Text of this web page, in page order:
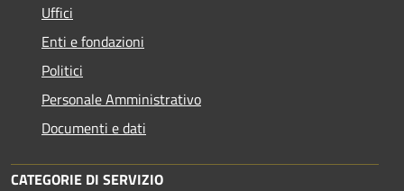
Uffici
Enti e fondazioni
Politici
Personale Amministrativo
Documenti e dati
CATEGORIE DI SERVIZIO